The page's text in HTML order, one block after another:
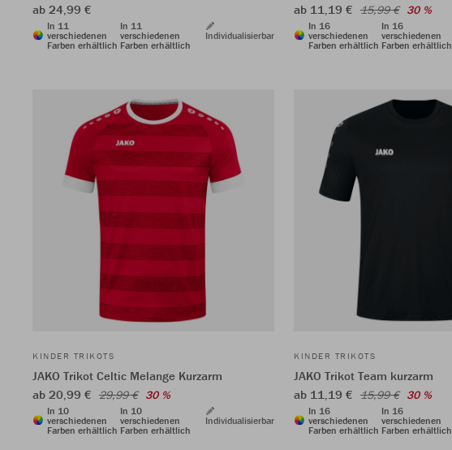
ab 24,99 €
In 11
verschiedenen
Farben erhältlich
In 11
verschiedenen
Farben erhältlich
Individualisierbar
ab 11,19 € 15,99 € 30 %
In 16
verschiedenen
Farben erhältlich
In 16
verschiedenen
Farben erhältlich
KINDER TRIKOTS
JAKO Trikot Celtic Melange Kurzarm
ab 20,99 € 29,99 € 30 %
In 10
verschiedenen
Farben erhältlich
In 10
verschiedenen
Farben erhältlich
Individualisierbar
KINDER TRIKOTS
JAKO Trikot Team kurzarm
ab 11,19 € 15,99 € 30 %
In 16
verschiedenen
Farben erhältlich
In 16
verschiedenen
Farben erhältlich